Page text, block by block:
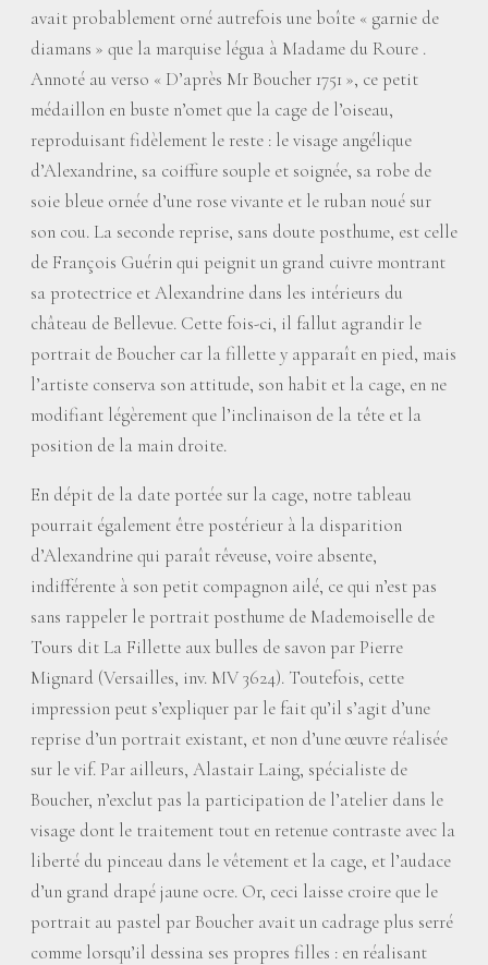
avait probablement orné autrefois une boîte « garnie de
diamans » que la marquise légua à Madame du Roure .
Annoté au verso « D’après Mr Boucher 1751 », ce petit
médaillon en buste n’omet que la cage de l’oiseau,
reproduisant fidèlement le reste : le visage angélique
d’Alexandrine, sa coiffure souple et soignée, sa robe de
soie bleue ornée d’une rose vivante et le ruban noué sur
son cou. La seconde reprise, sans doute posthume, est celle
de François Guérin qui peignit un grand cuivre montrant
sa protectrice et Alexandrine dans les intérieurs du
château de Bellevue. Cette fois-ci, il fallut agrandir le
portrait de Boucher car la fillette y apparaît en pied, mais
l’artiste conserva son attitude, son habit et la cage, en ne
modifiant légèrement que l’inclinaison de la tête et la
position de la main droite.
En dépit de la date portée sur la cage, notre tableau
pourrait également être postérieur à la disparition
d’Alexandrine qui paraît rêveuse, voire absente,
indifférente à son petit compagnon ailé, ce qui n’est pas
sans rappeler le portrait posthume de Mademoiselle de
Tours dit La Fillette aux bulles de savon par Pierre
Mignard (Versailles, inv. MV 3624). Toutefois, cette
impression peut s’expliquer par le fait qu’il s’agit d’une
reprise d’un portrait existant, et non d’une œuvre réalisée
sur le vif. Par ailleurs, Alastair Laing, spécialiste de
Boucher, n’exclut pas la participation de l’atelier dans le
visage dont le traitement tout en retenue contraste avec la
liberté du pinceau dans le vêtement et la cage, et l’audace
d’un grand drapé jaune ocre. Or, ceci laisse croire que le
portrait au pastel par Boucher avait un cadrage plus serré
comme lorsqu’il dessina ses propres filles : en réalisant